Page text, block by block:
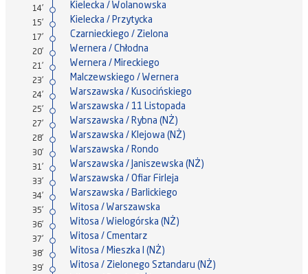
14' Kielecka / Wolanowska
15' Kielecka / Przytycka
17' Czarnieckiego / Zielona
20' Wernera / Chłodna
21' Wernera / Mireckiego
23' Malczewskiego / Wernera
24' Warszawska / Kusocińskiego
25' Warszawska / 11 Listopada
27' Warszawska / Rybna (NŻ)
28' Warszawska / Klejowa (NŻ)
30' Warszawska / Rondo
31' Warszawska / Janiszewska (NŻ)
33' Warszawska / Ofiar Firleja
34' Warszawska / Barlickiego
35' Witosa / Warszawska
36' Witosa / Wielogórska (NŻ)
37' Witosa / Cmentarz
38' Witosa / Mieszka I (NŻ)
39' Witosa / Zielonego Sztandaru (NŻ)